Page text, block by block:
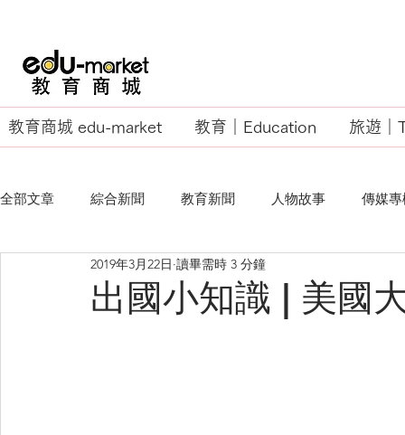
教育商城 edu-market 教育｜Education 旅遊｜
全部文章 綜合新聞 教育新聞 人物故事 傳媒
EU Business School
出國小知識 | 美國
2019年3月22日 讀畢需時 3 分鐘